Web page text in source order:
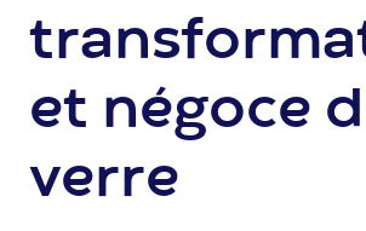
et négoce
verre